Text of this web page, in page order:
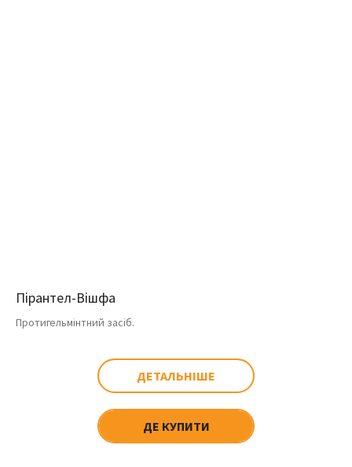
Пірантел-Вішфа
Протигельмінтний засіб.
ДЕТАЛЬНІШЕ
ДЕ КУПИТИ